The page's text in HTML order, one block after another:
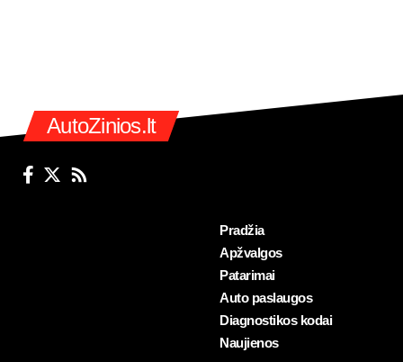
AutoZinios.lt
Pradžia
Apžvalgos
Patarimai
Auto paslaugos
Diagnostikos kodai
Naujienos